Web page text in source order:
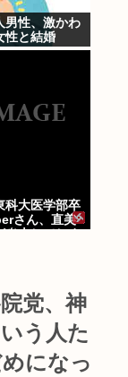
男性、激かわ
性と結婚
科大医学部卒
さん、直美
党、神
う人た
になっ